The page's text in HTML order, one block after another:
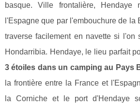
basque. Ville frontalière, Hendaye
l'Espagne que par l'embouchure de la
traverse facilement en navette si l'on
Hondarribia. Hendaye, le lieu parfait
3 étoiles dans un camping au Pays
la frontière entre la France et
la Corniche et le port d'Hendaye